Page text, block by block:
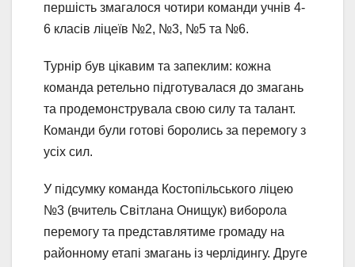
першість змагалося чотири команди учнів 4-
6 класів ліцеїв №2, №3, №5 та №6.
Турнір був цікавим та запеклим: кожна
команда ретельно підготувалася до змагань
та продемонструвала свою силу та талант.
Команди були готові боролись за перемогу з
усіх сил.
У підсумку команда Костопільського ліцею
№3 (вчитель Світлана Онищук) виборола
перемогу та представлятиме громаду на
районному етапі змагань із черлідингу. Друге